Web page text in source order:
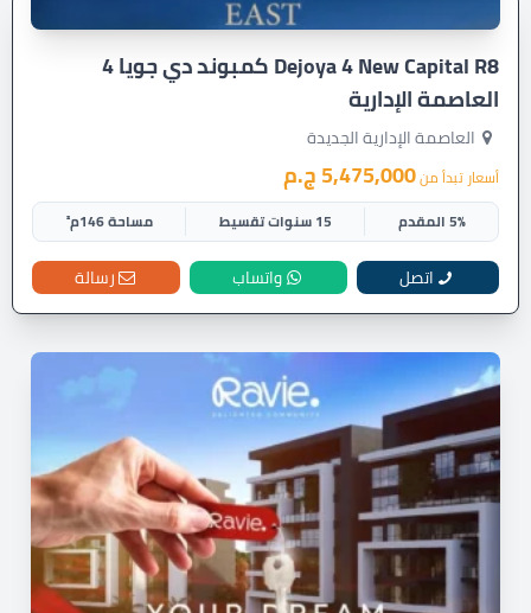
Dejoya 4 New Capital R8 كمبوند دي جويا 4
العاصمة الإدارية
العاصمة الإدارية الجديدة
أسعار تبدأ من5,475,000 ج.م
5% المقدم 15 سنوات تقسيط مساحة 146م²
اتصل واتساب رسالة